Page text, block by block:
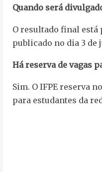
Quando será
O resultado final está
publicado no dia 3 de
Há reserva de vagas
Sim. O IFPE reserva
para estudantes da